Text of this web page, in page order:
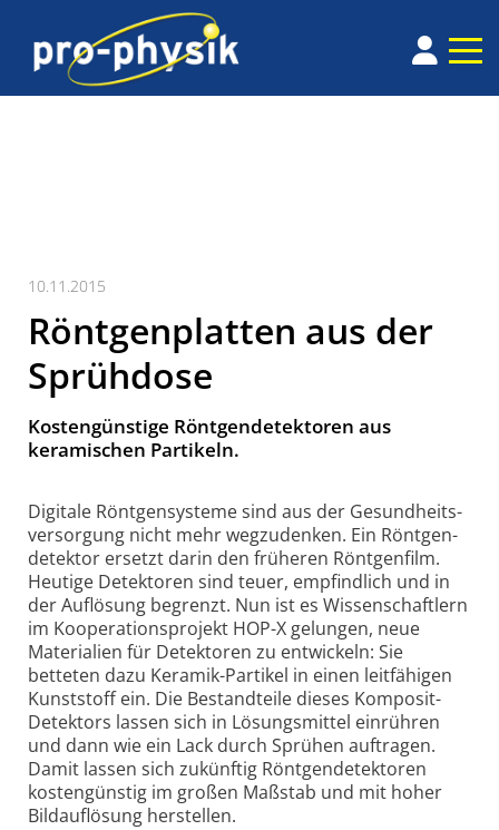
10.11.2015
Röntgenplatten aus der
Sprühdose
Kostengünstige Röntgendetektoren aus
keramischen Partikeln.
Digitale Röntgensysteme sind aus der Gesundheits­
versorgung nicht mehr wegzudenken. Ein Röntgen­
detektor ersetzt darin den früheren Röntgen­film.
Heutige Detektoren sind teuer, empfindlich und in
der Auflösung begrenzt. Nun ist es Wissen­schaftlern
im Kooperations­projekt HOP-X gelungen, neue
Materialien für Detektoren zu entwickeln: Sie
betteten dazu Keramik-Partikel in einen leit­fähigen
Kunst­stoff ein. Die Bestand­teile dieses Komposit-
Detektors lassen sich in Lösungs­mittel einrühren
und dann wie ein Lack durch Sprühen auftragen.
Damit lassen sich zukünftig Röntgen­detektoren
kosten­günstig im großen Maßstab und mit hoher
Bild­auf­lösung herstellen.